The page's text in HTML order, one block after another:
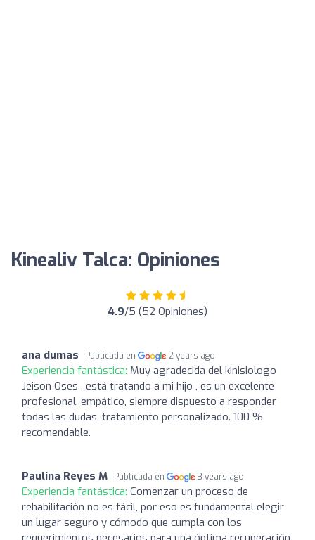
Kinealiv Talca: Opiniones
4.9/5 (52 Opiniones)
ana dumas Publicada en 2 years ago
Experiencia fantástica: Muy agradecida del kinisiologo
Jeison Oses , está tratando a mi hijo , es un excelente
profesional, empático, siempre dispuesto a responder
todas las dudas, tratamiento personalizado. 100 %
recomendable.
Paulina Reyes M Publicada en 3 years ago
Experiencia fantástica: Comenzar un proceso de
rehabilitación no es fácil, por eso es fundamental elegir
un lugar seguro y cómodo que cumpla con los